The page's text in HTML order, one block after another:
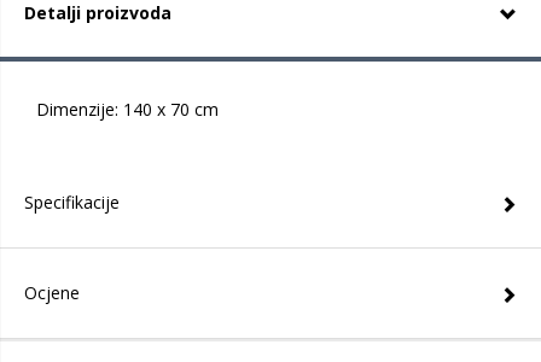
Detalji proizvoda
Dimenzije: 140 x 70 cm
Specifikacije
Ocjene